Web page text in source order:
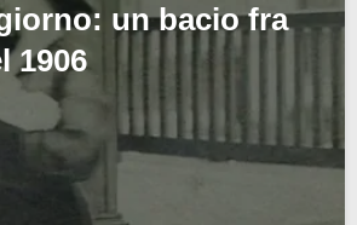
un bacio fra
1906